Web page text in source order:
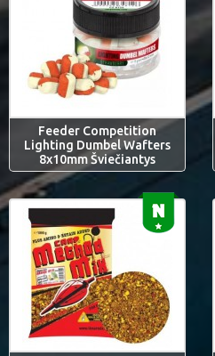
Feeder Competition
Lighting Dumbel Wafters
8x10mm Šviečiantys